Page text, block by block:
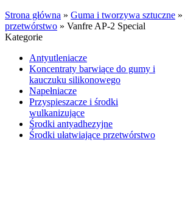
Strona główna » Guma i tworzywa sztuczne »
przetwórstwo » Vanfre AP-2 Special
Kategorie
Antyutleniacze
Koncentraty barwiące do gumy i
kauczuku silikonowego
Napełniacze
Przyspieszacze i środki
wulkanizujące
Środki antyadhezyjne
Środki ułatwiające przetwórstwo